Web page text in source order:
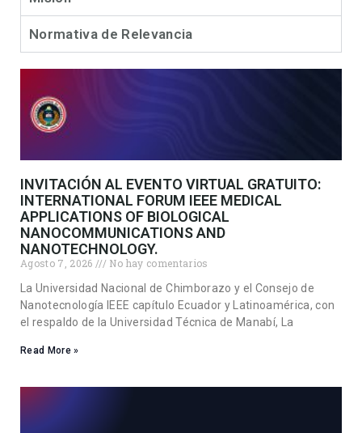
Normativa de Relevancia
INVITACIÓN AL EVENTO VIRTUAL GRATUITO:
INTERNATIONAL FORUM IEEE MEDICAL
APPLICATIONS OF BIOLOGICAL
NANOCOMMUNICATIONS AND
NANOTECHNOLOGY.
Agosto 7, 2026
No hay comentarios
La Universidad Nacional de Chimborazo y el Consejo de
Nanotecnología IEEE capítulo Ecuador y Latinoamérica, con
el respaldo de la Universidad Técnica de Manabí, La
Read More »